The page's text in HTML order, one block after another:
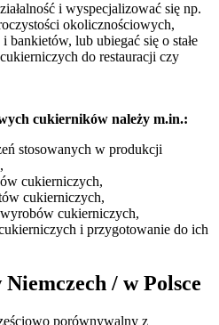
i wyspecjalizować się np.
okolicznościowych,
lub ubiegać się o stałe
do restauracji czy
cukierników należy m.in.:
stosowanych w produkcji
cukierniczych,
cukierniczych,
cukierniczych,
i przygotowanie do ich
/ w Polsce
porównywalny z